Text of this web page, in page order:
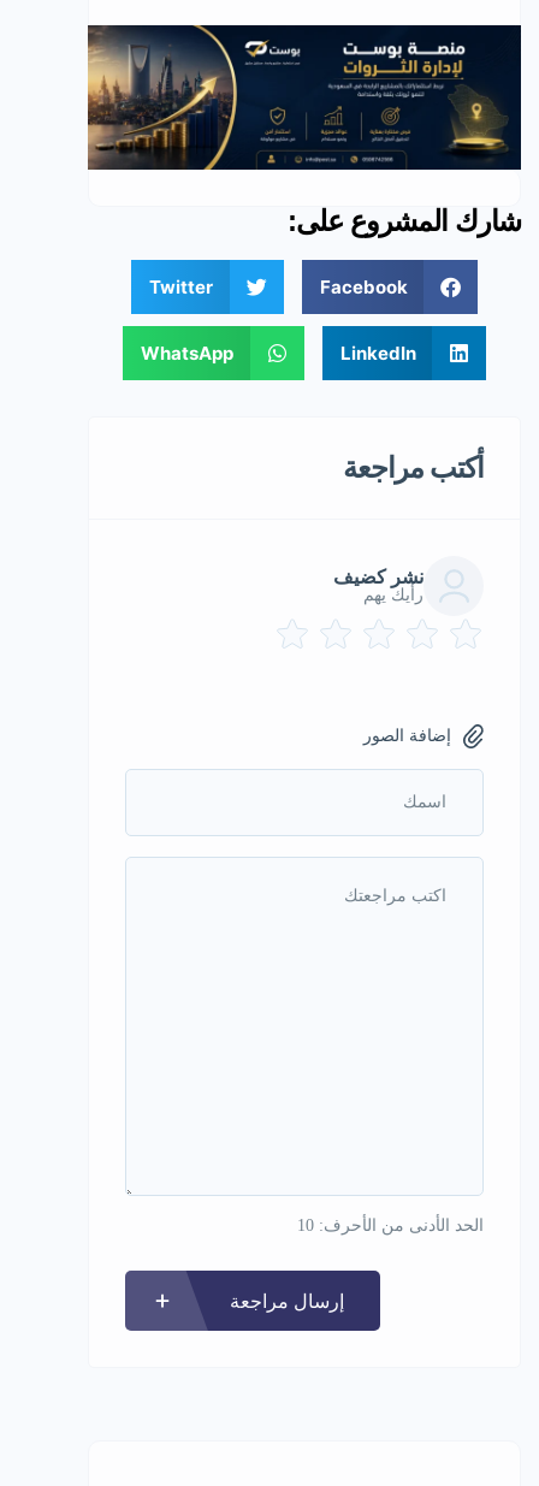
شارك المشروع على:
Facebook
Twitter
LinkedIn
WhatsApp
أكتب مراجعة
نشر كضيف
رأيك يهم
إضافة الصور
الحد الأدنى من الأحرف: 10
إرسال مراجعة